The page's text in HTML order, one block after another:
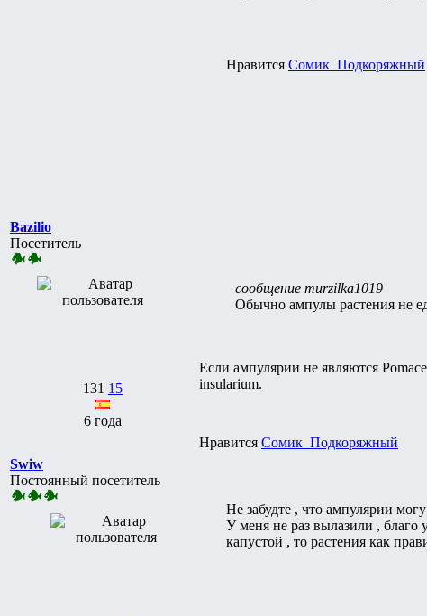
Нравится Сомик_Подкоряжный
Bazilio
Посетитель
131 15
6 года
сообщение murzilka1019
Обычно ампулы растения не
Если ампулярии не являются
insularium.
Нравится Сомик_Подкоряжный
Swiw
Постоянный посетитель
Не забудте , что ампулярии
У меня не раз вылазили , благо
капустой , то растения как